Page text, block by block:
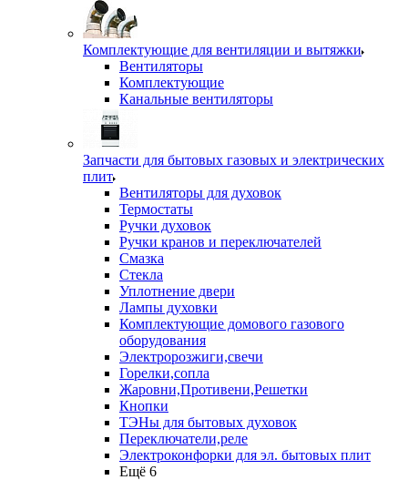
Комплектующие для вентиляции и вытяжки
Вентиляторы
Комплектующие
Канальные вентиляторы
Запчасти для бытовых газовых и электрических
плит
Вентиляторы для духовок
Термостаты
Ручки духовок
Ручки кранов и переключателей
Смазка
Стекла
Уплотнение двери
Лампы духовки
Комплектующие домового газового
оборудования
Электророзжиги,свечи
Горелки,сопла
Жаровни,Противени,Решетки
Кнопки
ТЭНы для бытовых духовок
Переключатели,реле
Электроконфорки для эл. бытовых плит
Ещё 6